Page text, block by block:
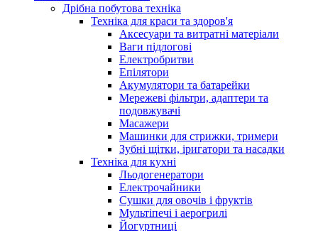
Дрібна побутова техніка
Техніка для краси та здоров'я
Аксесуари та витратні матеріали
Ваги підлогові
Електробритви
Епілятори
Акумулятори та батарейки
Мережеві фільтри, адаптери та
подовжувачі
Масажери
Машинки для стрижки, тримери
Зубні щітки, іригатори та насадки
Техніка для кухні
Льодогенератори
Електрочайники
Сушки для овочів і фруктів
Мультіпечі і аерогрилі
Йогуртниці